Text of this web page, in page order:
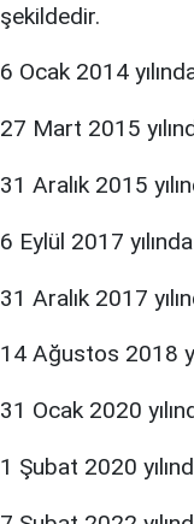
şekildedir.
6 Ocak 2014
27 Mart 2015
31 Aralık 2015
6 Eylül 2017
31 Aralık 2017
14 Ağustos 2018
31 Ocak 2020
1 Şubat 2020